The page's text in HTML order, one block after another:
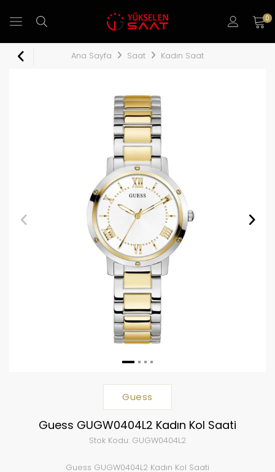
0
Ana Sayfa Saat Kadın Saat
Guess
Guess GUGW0404L2 Kadın Kol Saati
Stok Kodu: GUGW0404L2
Guess GUGW0404L2 Kadın Kol Saati